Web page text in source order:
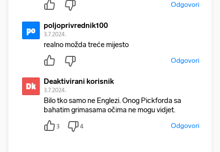
Odgovori
po poljoprivrednik100
3.7.2024.
realno možda treće mijesto
Odgovori
Dk Deaktivirani korisnik
3.7.2024.
Bilo tko samo ne Englezi. Onog Pickforda sa
bahatim grimasama očima ne mogu vidjet.
3 4 Odgovori